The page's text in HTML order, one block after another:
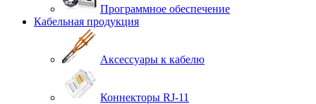
Программное обеспечение
Кабельная продукция
Аксессуары к кабелю
Коннекторы RJ-11